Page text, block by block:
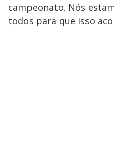
campeonato. Nós
todos para que isso